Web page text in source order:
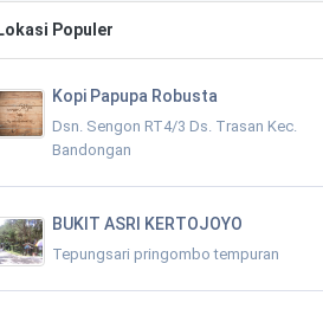
Lokasi Populer
Kopi Papupa Robusta
Dsn. Sengon RT4/3 Ds. Trasan Kec.
Bandongan
BUKIT ASRI KERTOJOYO
Tepungsari pringombo tempuran